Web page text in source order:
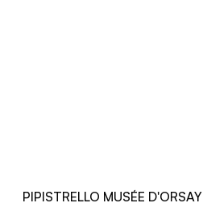
PIPISTRELLO MUSÉE D'ORSAY